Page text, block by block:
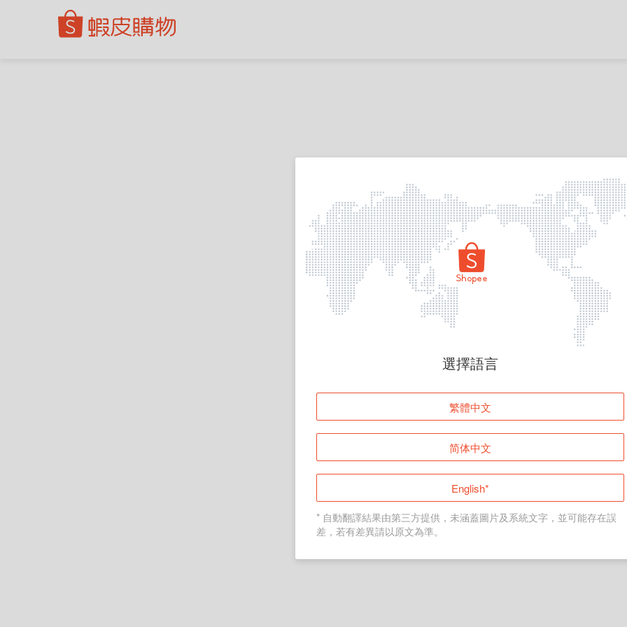
頁面無法顯示
登入
返回首頁
選擇語言
繁體中文
简体中文
English*
* 自動翻譯結果由第三方提供，未涵蓋圖片及系統文字，並可能存在誤
差，若有差異請以原文為準。